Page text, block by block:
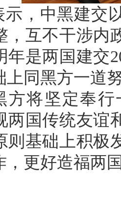
示，中黑建交
，互不干涉内
年是两国建交
上同黑方一道
方将坚定奉
两国传统友谊
则基础上积极
，更好造福两